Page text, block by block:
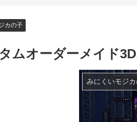
カの子
タムオーダーメイド
みにくいモジ